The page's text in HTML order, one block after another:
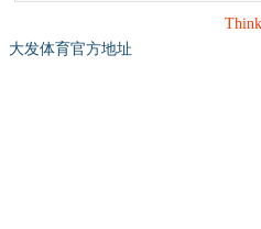
大发体育官方地址